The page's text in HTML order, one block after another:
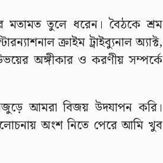
মতামত তুলে ধরেন। বৈঠকে শ্রম
ক্রাইম ট্রাইব্যুনাল অ্যাক্ট,
উভয়ের অঙ্গীকার ও করণীয় সম্পর্কে
আমরা বিজয় উদযাপন করি।
অংশ নিতে পেরে আমি খুব